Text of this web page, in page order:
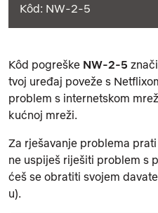
Kôd: NW-2-5
Kôd pogreške NW-2-5
tvoj uređaj poveže s
problem s internetskom
kućnoj mreži.
Za rješavanje problema
ne uspiješ riješiti problem s
ćeš se obratiti svojem
u).